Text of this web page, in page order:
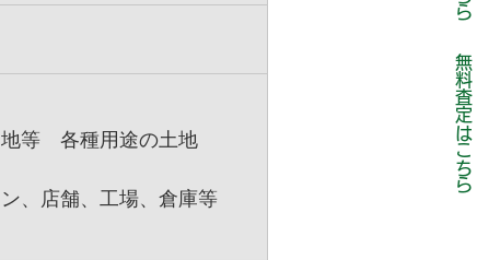
無料査定はこちら
地等 各種用途の土地
、店舗、工場、倉庫等